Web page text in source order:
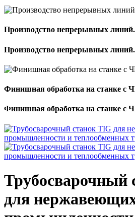
Производство непрерывных линий.
Производство непрерывных линий.
Финишная обработка на станке с
Финишная обработка на станке с
Трубосварочный
для